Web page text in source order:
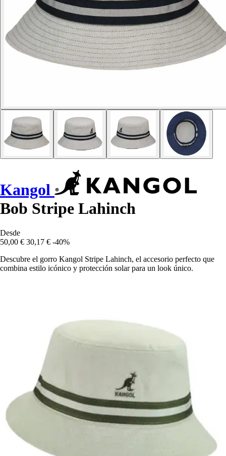
Kangol
Bob Stripe Lahinch
Desde
50,00 € 30,17 € -40%
Descubre el gorro Kangol Stripe Lahinch, el accesorio perfecto que
combina estilo icónico y protección solar para un look único.